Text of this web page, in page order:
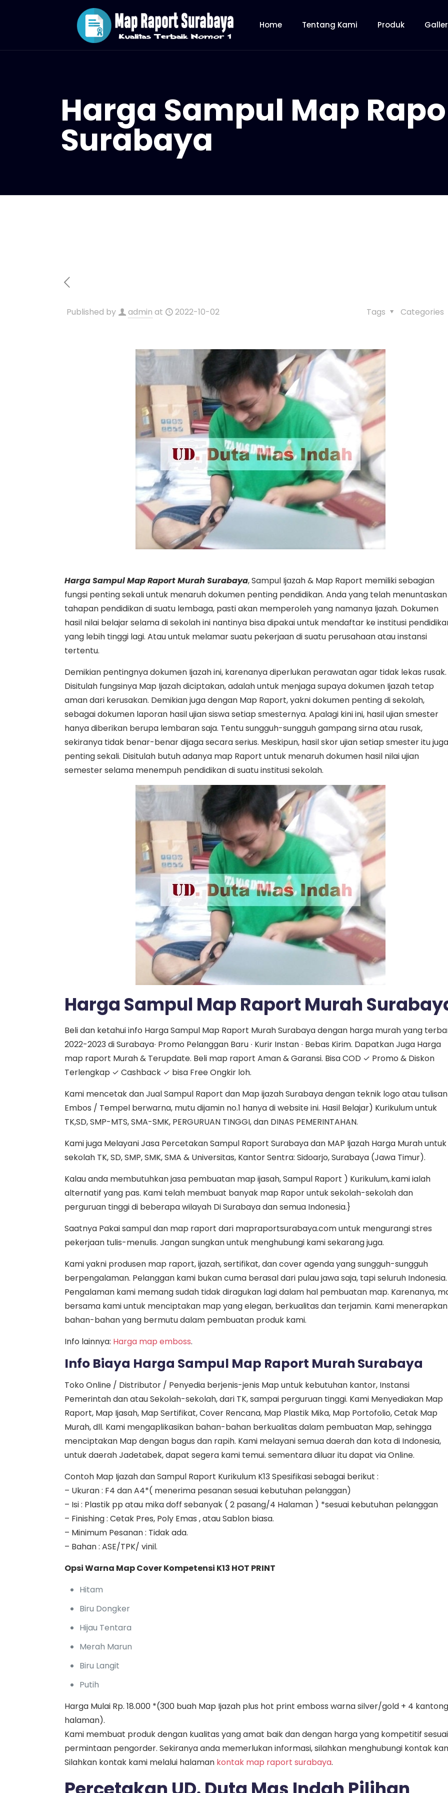
Home Tentang Kami Produk
Harga Sampul Map
Surabaya
Published by admin at 2022-10-02 Categories
Tags
Harga Sampul Map Raport Murah Surabaya, Sampul Ijazah & Map Raport memiliki sebagian
fungsi penting sekali untuk menaruh dokumen penting pendidikan. Anda yang telah menuntaskan
tahapan pendidikan di suatu lembaga, pasti akan memperoleh yang namanya Ijazah. Dokumen
hasil nilai belajar selama di sekolah ini nantinya bisa dipakai untuk mendaftar ke institusi
yang lebih tinggi lagi. Atau untuk melamar suatu pekerjaan di suatu perusahaan atau instansi
tertentu.
Demikian pentingnya dokumen Ijazah ini, karenanya diperlukan perawatan agar tidak lekas rusak.
Disitulah fungsinya Map Ijazah diciptakan, adalah untuk menjaga supaya dokumen Ijazah tetap
aman dari kerusakan. Demikian juga dengan Map Raport, yakni dokumen penting di sekolah,
sebagai dokumen laporan hasil ujian siswa setiap smesternya. Apalagi kini ini, hasil ujian smester
hanya diberikan berupa lembaran saja. Tentu sungguh-sungguh gampang sirna atau rusak,
sekiranya tidak benar-benar dijaga secara serius. Meskipun, hasil skor ujian setiap smester itu juga
penting sekali. Disitulah butuh adanya map Raport untuk menaruh dokumen hasil nilai ujian
semester selama menempuh pendidikan di suatu institusi sekolah.
Harga Sampul Map Raport Murah
Beli dan ketahui info Harga Sampul Map Raport Murah Surabaya dengan harga murah yang
2022-2023 di Surabaya∙ Promo Pelanggan Baru ∙ Kurir Instan ∙ Bebas Kirim. Dapatkan Juga Harga
map raport Murah & Terupdate. Beli map raport Aman & Garansi. Bisa COD ✓ Promo & Diskon
Terlengkap ✓ Cashback ✓ bisa Free Ongkir loh.
Kami mencetak dan Jual Sampul Raport dan Map ijazah Surabaya dengan teknik logo atau tulisan
Embos / Tempel berwarna, mutu dijamin no.1 hanya di website ini. Hasil Belajar) Kurikulum untuk
TK,SD, SMP-MTS, SMA-SMK, PERGURUAN TINGGI, dan DINAS PEMERINTAHAN.
Kami juga Melayani Jasa Percetakan Sampul Raport Surabaya dan MAP Ijazah Harga Murah untuk
sekolah TK, SD, SMP, SMK, SMA & Universitas, Kantor Sentra: Sidoarjo, Surabaya (Jawa Timur).
Kalau anda membutuhkan jasa pembuatan map ijasah, Sampul Raport ) Kurikulum,.kami ialah
alternatif yang pas. Kami telah membuat banyak map Rapor untuk sekolah-sekolah dan
perguruan tinggi di beberapa wilayah Di Surabaya dan semua Indonesia.}
Saatnya Pakai sampul dan map raport dari mapraportsurabaya.com untuk mengurangi stres
pekerjaan tulis-menulis. Jangan sungkan untuk menghubungi kami sekarang juga.
Kami yakni produsen map raport, ijazah, sertifikat, dan cover agenda yang sungguh-sungguh
berpengalaman. Pelanggan kami bukan cuma berasal dari pulau jawa saja, tapi seluruh Indonesia.
Pengalaman kami memang sudah tidak diragukan lagi dalam hal pembuatan map. Karenanya,
bersama kami untuk menciptakan map yang elegan, berkualitas dan terjamin. Kami menerapkan
bahan-bahan yang bermutu dalam pembuatan produk kami.
Info lainnya: Harga map emboss.
Info Biaya Harga Sampul Map Raport Murah Surabaya
Toko Online / Distributor / Penyedia berjenis-jenis Map untuk kebutuhan kantor, Instansi
Pemerintah dan atau Sekolah-sekolah, dari TK, sampai perguruan tinggi. Kami Menyediakan Map
Raport, Map Ijasah, Map Sertifikat, Cover Rencana, Map Plastik Mika, Map Portofolio, Cetak Map
Murah, dll. Kami mengaplikasikan bahan-bahan berkualitas dalam pembuatan Map, sehingga
menciptakan Map dengan bagus dan rapih. Kami melayani semua daerah dan kota di Indonesia,
untuk daerah Jadetabek, dapat segera kami temui. sementara diluar itu dapat via Online.
Contoh Map Ijazah dan Sampul Raport Kurikulum K13 Spesifikasi sebagai berikut :
– Ukuran : F4 dan A4*( menerima pesanan sesuai kebutuhan pelanggan)
– Isi : Plastik pp atau mika doff sebanyak ( 2 pasang/4 Halaman ) *sesuai kebutuhan pelanggan
– Finishing : Cetak Pres, Poly Emas , atau Sablon biasa.
– Minimum Pesanan : Tidak ada.
– Bahan : ASE/TPK/ vinil.
Opsi Warna Map Cover Kompetensi K13 HOT PRINT
Hitam
Biru Dongker
Hijau Tentara
Merah Marun
Biru Langit
Putih
Harga Mulai Rp. 18.000 *(300 buah Map Ijazah plus hot print emboss warna silver/gold + 4 kantong
halaman).
Kami membuat produk dengan kualitas yang amat baik dan dengan harga yang kompetitif sesuai
permintaan pengorder. Sekiranya anda memerlukan informasi, silahkan menghubungi kontak
Silahkan kontak kami melalui halaman kontak map raport surabaya.